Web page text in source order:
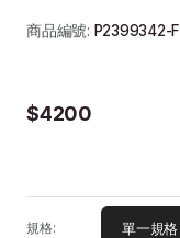
商品編號: P2399342-F
$4200
規格: 單一規格